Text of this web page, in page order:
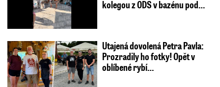
kolegou z ODS v bazénu pod…
Utajená dovolená Petra Pavla:
Prozradily ho fotky! Opět v
oblíbené rybí…